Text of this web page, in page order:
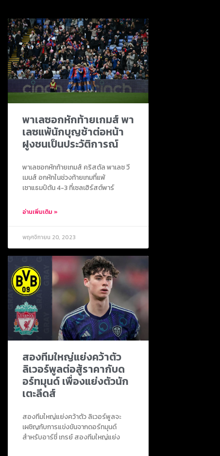
พาเลซอกหักท้ายเกมส์ พา
เลซแพ้นักบุญช้าต่อหน้า
ฝูงชนเป็นประวัติการณ์
พาเลซอกหักท้ายเกมส์ คริสตัล พาเลซ วี
เมนส์ อกหักในช่วงท้ายเกมที่แพ้
เซาแธมป์ตัน 4-3 ที่เซลเฮิร์สต์พาร์
อ่านเพิ่มเติม »
พฤศจิกายน 20, 2023
สองทีมใหญ่แย่งคว้าตัว
ลิเวอร์พูลต่อสู้ราคากับด
อร์ทมุนด์ เพื่องแย่งตัวนัก
เตะลีดส์
สองทีมใหญ่แย่งคว้าตัว ลิเวอร์พูลจะ
เผชิญกับการแข่งขันจากดอร์ทมุนด์
สำหรับอาร์ชี่ เกรย์ สองทีมใหญ่แย่ง